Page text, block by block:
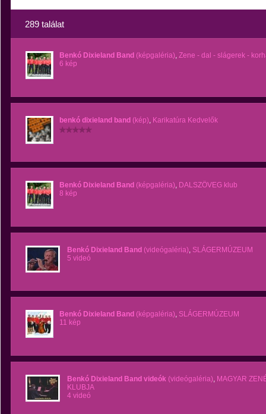
289 találat
Benkó Dixieland Band (képgaléria), Zene - dal - slágerek -
6 kép
benkó dixieland band (kép), Karikatúra Kedvelők
Benkó Dixieland Band (képgaléria), DALSZÖVEG klub
8 kép
Benkó Dixieland Band (videógaléria), SLÁGERMÚZEUM
5 videó
Benkó Dixieland Band (képgaléria), SLÁGERMÚZEUM
11 kép
Benkó Dixieland Band videók (videógaléria), MAGYAR
KLUBJA
4 videó